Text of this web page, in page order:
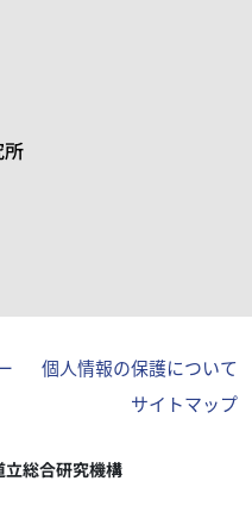
総合研究機構
個人情報の保護について
サイトマップ